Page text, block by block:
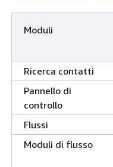
Moduli
Ricerca contatti
Pannello di
controllo
Flussi
Moduli di flusso